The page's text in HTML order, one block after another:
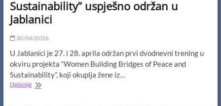
Sustainability” uspješno održan u
Jablanici
30/04/2026
U Jablanici je 27. i 28. aprila održan prvi dvodnevni trening u
okviru projekta “Women Building Bridges of Peace and
Sustainability”, koji okuplja žene iz…
OpširnijePrvi